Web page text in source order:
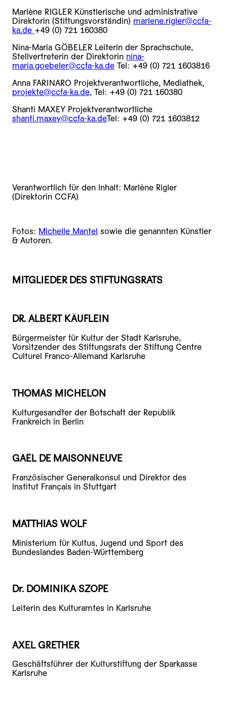
Marlène RIGLER Künstlerische und administrative
Direktorin (Stiftungsvorständin) marlene.rigler@ccfa-
ka.de +49 (0) 721 160380
Nina-Maria GÖBELER Leiterin der Sprachschule,
Stellvertreterin der Direktorin nina-
maria.goebeler@ccfa-ka.de Tel: +49 (0) 721 1603816
Anna FARINARO Projektverantwortliche, Mediathek,
projekte@ccfa-ka.de, Tel: +49 (0) 721 160380
Shanti MAXEY Projektverantwortliche
shanti.maxey@ccfa-ka.deTel: +49 (0) 721 1603812
Verantwortlich für den Inhalt: Marlène Rigler
(Direktorin CCFA)
Fotos: Michelle Mantel sowie die genannten Künstler
& Autoren.
MITGLIEDER DES STIFTUNGSRATS
DR. ALBERT KÄUFLEIN
Bürgermeister für Kultur der Stadt Karlsruhe,
Vorsitzender des Stiftungsrats der Stiftung Centre
Culturel Franco-Allemand Karlsruhe
THOMAS MICHELON
Kulturgesandter der Botschaft der Republik
Frankreich in Berlin
GAËL DE MAISONNEUVE
Französischer Generalkonsul und Direktor des
Institut Français in Stuttgart
MATTHIAS WOLF
Ministerium für Kultus, Jugend und Sport des
Bundeslandes Baden-Württemberg
Dr. DOMINIKA SZOPE
Leiterin des Kulturamtes in Karlsruhe
AXEL GRETHER
Geschäftsführer der Kulturstiftung der Sparkasse
Karlsruhe